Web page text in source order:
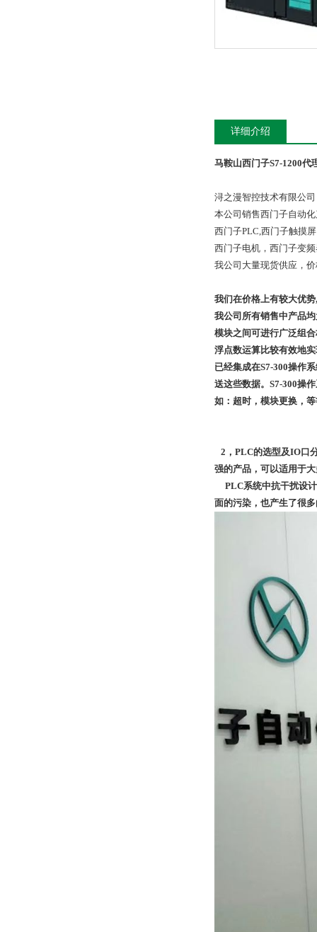
详细介绍
马鞍山西门子S7-1200代
浔之漫智控技术有限公
本公司销售西门子自动
西门子PLC,西门子触摸
西门子电机，西门子变
我公司大量现货供应，
我们在价格上有较大优
我公司所有销售中产品
模块之间可进行广泛组
浮点数运算比较有效地
已经集成在S7-300操作
送这些数据。S7-300操
如：超时，模块更换，
2，PLC的选型及IO口
强的产品，可以适用于
PLC系统中抗干扰设计
面的污染，也产生了很